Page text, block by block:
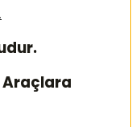
Araçlara